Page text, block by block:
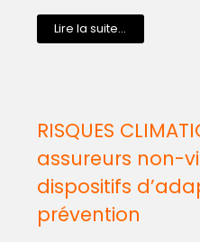
Lire la suite...
RISQUES
assureurs non-
dispositifs
prévention